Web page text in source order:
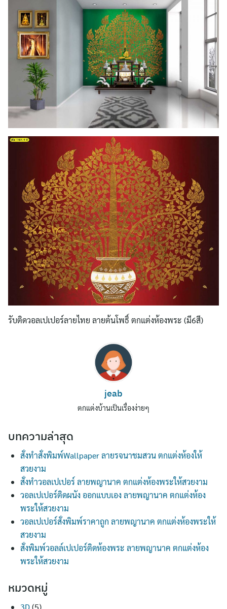
รับติดวอลเปเปอร์ลายไทย ลายต้นโพธิ์ ตกแต่งห้องพระ (มี6สี)
jeab
ตกแต่งบ้านเป็นเรื่องง่ายๆ
บทความล่าสุด
สั่งทำสั่งพิมพ์Wallpaper ลายรจนาชมสวน ตกแต่งห้องให้
สวยงาม
สั่งทำวอลเปเปอร์ ลายพญานาค ตกแต่งห้องพระให้สวยงาม
วอลเปเปอร์ติดผนัง ออกแบบเอง ลายพญานาค ตกแต่งห้อง
พระให้สวยงาม
วอลเปเปอร์สั่งพิมพ์ราคาถูก ลายพญานาค ตกแต่งห้องพระให้
สวยงาม
สั่งพิมพ์วอลล์เปเปอร์ติดห้องพระ ลายพญานาค ตกแต่งห้อง
พระให้สวยงาม
หมวดหมู่
3D(5)